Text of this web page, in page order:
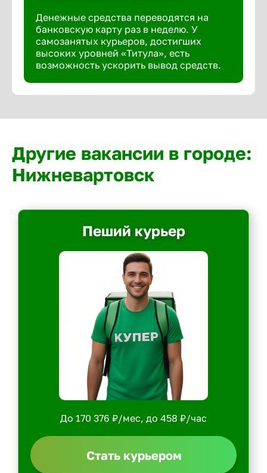
Денежные средства переводятся на
банковскую карту раз в неделю. У
самозанятых курьеров, достигших
высоких уровней «Титула», есть
возможность ускорить вывод средств.
Другие вакансии в городе:
Нижневартовск
Пеший курьер
До 170 376 ₽/мес, до 458 ₽/час
Стать курьером